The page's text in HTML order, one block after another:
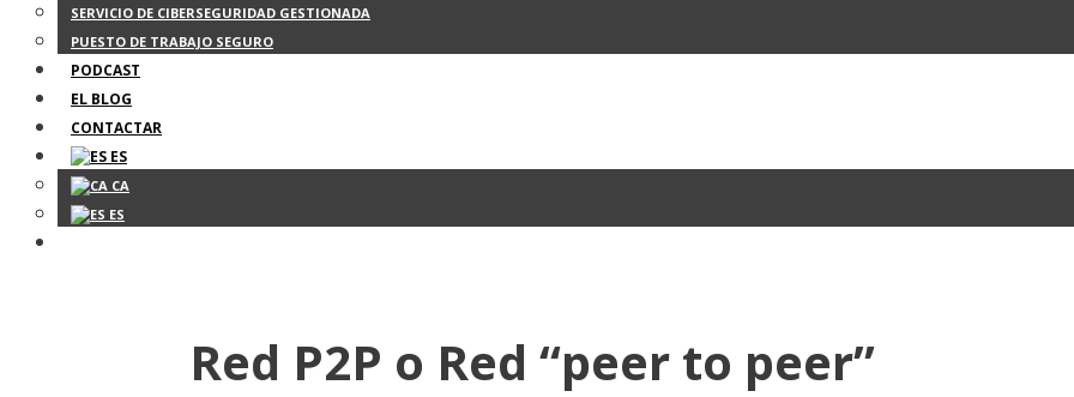
SERVICIO DE CIBERSEGURIDAD GESTIONADA
PUESTO DE TRABAJO SEGURO
PODCAST
EL BLOG
CONTACTAR
ES
CA
ES
Red P2P o Red “peer to peer”